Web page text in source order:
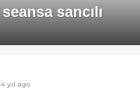
sancılı
yıl ago